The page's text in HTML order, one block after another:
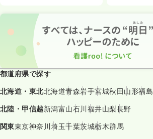
都道府県で探す
北海道・東北北海道青森岩手宮城秋田山形福島
北陸・甲信越新潟富山石川福井山梨長野
関東東京神奈川埼玉千葉茨城栃木群馬